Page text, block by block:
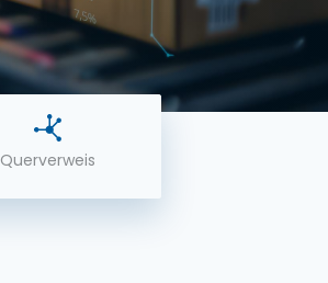
Querverweis